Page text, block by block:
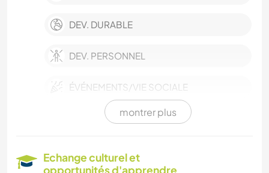
DEV. DURABLE
DEV. PERSONNEL
ÉVÉNEMENTS/VIE SOCIALE
ÉCRITURE
montrer plus
Echange culturel et
opportunités d'apprendre